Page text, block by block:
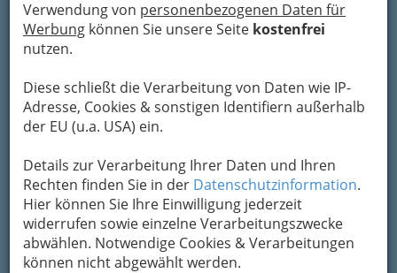
Verwendung von personenbezogenen Daten für
Werbung können Sie unsere Seite kostenfrei
nutzen.
Diese schließt die Verarbeitung von Daten wie IP-
Adresse, Cookies & sonstigen Identifiern außerhalb
der EU (u.a. USA) ein.
Details zur Verarbeitung Ihrer Daten und Ihren
Rechten finden Sie in der Datenschutzinformation.
Hier können Sie Ihre Einwilligung jederzeit
widerrufen sowie einzelne Verarbeitungszwecke
abwählen. Notwendige Cookies & Verarbeitungen
können nicht abgewählt werden.
Karte
Adresse mit Google Maps anschauen